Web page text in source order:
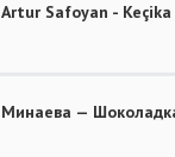
Artur Safoyan -
Минаева —